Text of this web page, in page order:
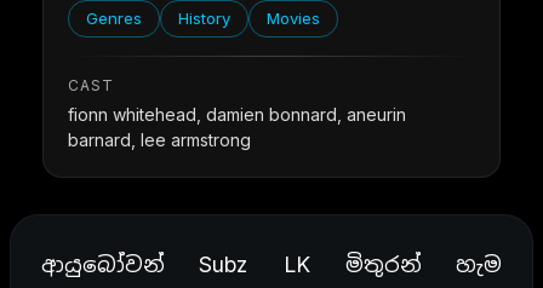
Genres
History Movies
CAST
fionn whitehead, damien bonnard, aneurin
barnard, lee armstrong
ආයුබෝවන් Subz LK මිතුරන් හැම